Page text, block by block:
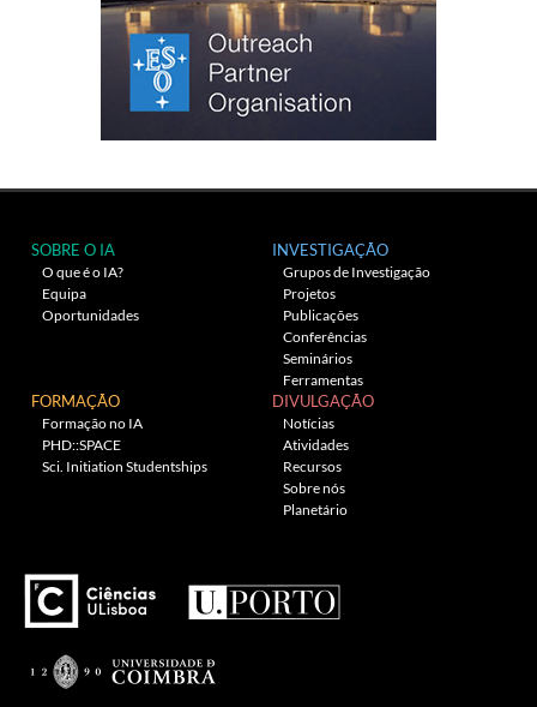
SOBRE O IA
O que é o IA?
Equipa
Oportunidades
INVESTIGAÇÃO
Grupos de Investigação
Projetos
Publicações
Conferências
Seminários
Ferramentas
FORMAÇÃO
Formação no IA
PHD::SPACE
Sci. Initiation Studentships
DIVULGAÇÃO
Notícias
Atividades
Recursos
Sobre nós
Planetário